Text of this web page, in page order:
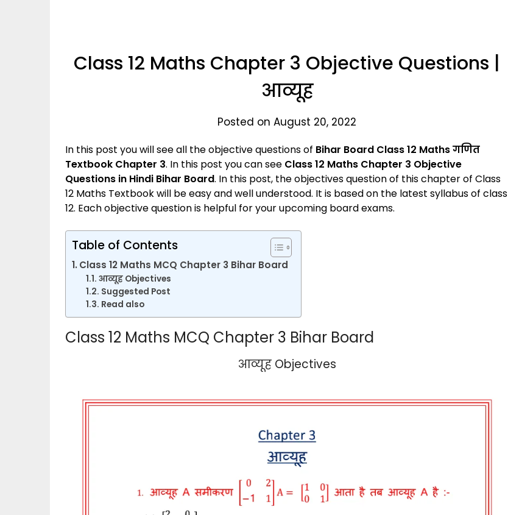
Class 12 Maths Chapter 3 Objective Questions |
आव्यूह
Posted on August 20, 2022
In this post you will see all the objective questions of Bihar Board Class 12 Maths गणित
Textbook Chapter 3. In this post you can see Class 12 Maths Chapter 3 Objective
Questions in Hindi Bihar Board. In this post, the objectives question of this chapter of Class
12 Maths Textbook will be easy and well understood. It is based on the latest syllabus of class
12. Each objective question is helpful for your upcoming board exams.
Table of Contents
Class 12 Maths MCQ Chapter 3 Bihar Board
आव्यूह Objectives
Suggested Post
Read also
Class 12 Maths MCQ Chapter 3 Bihar Board
आव्यूह Objectives